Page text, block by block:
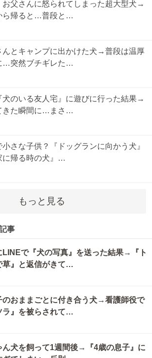
お父さんに怒られてしまった超大型犬→
ら帰ると…普段と…
んとキャンプに出かけた犬→普段は温厚
…突然ブチギレた…
犬のいる友人宅』に遊びに行った結果→
きた瞬間に…まさ…
小さな子供？『ドッグランに向かう犬』
に帰る時の犬』…
もっと見る
事
LINEで『犬の写真』を送った結果→『ト
草』と返信がきて…
のおままごとに付き合う犬→看護師役で
ラ』を被らされて…
ん犬を飼って1週間後→『4歳の息子』に